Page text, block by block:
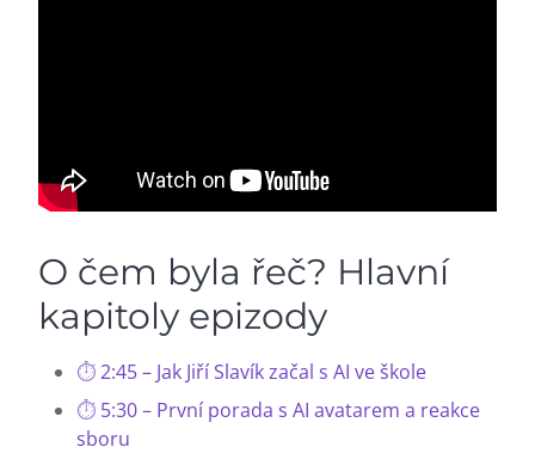
O čem byla řeč? Hlavní
kapitoly epizody
2:45 – Jak Jiří Slavík začal s AI ve škole
5:30 – První porada s AI avatarem a reakce
sboru